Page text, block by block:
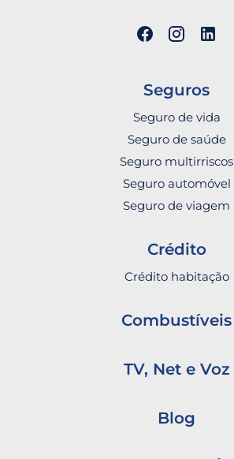
Seguros
Seguro de vida
Seguro de saúde
Seguro multirriscos
Seguro automóvel
Seguro de viagem
Crédito
Crédito habitação
Combustíveis
TV, Net e Voz
Blog